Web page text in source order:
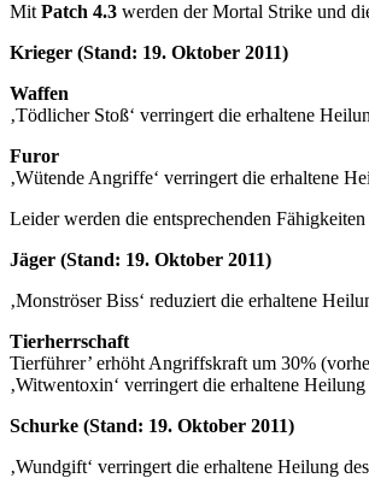
Mit Patch 4.3 werden der Mortal Strike und
Krieger (Stand: 19. Oktober 2011)
Waffen
‚Tödlicher Stoß‘ verringert die erhaltene
Furor
‚Wütende Angriffe‘ verringert die erhaltene
Leider werden die entsprechenden
Jäger (Stand: 19. Oktober 2011)
‚Monströser Biss‘ reduziert die erhaltene
Tierherrschaft
Tierführer’ erhöht Angriffskraft um 30%
‚Witwentoxin‘ verringert die erhaltene
Schurke (Stand: 19. Oktober 2011)
‚Wundgift‘ verringert die erhaltene Heilung